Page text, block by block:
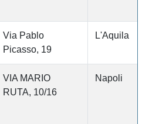
Via Pablo
Picasso, 19
L'Aquila
VIA MARIO
RUTA, 10/16
Napoli